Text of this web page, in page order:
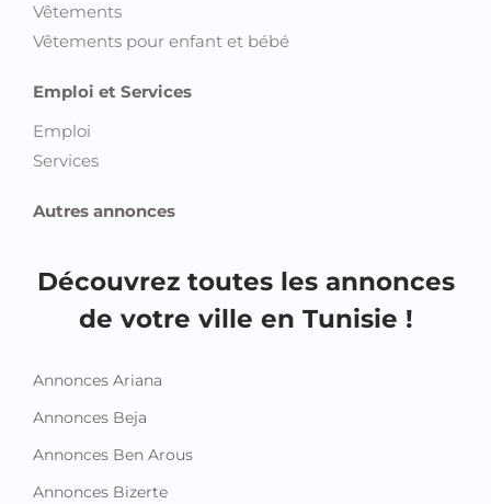
Vêtements
Vêtements pour enfant et bébé
Emploi et Services
Emploi
Services
Autres annonces
Découvrez toutes les annonces
de votre ville en Tunisie !
Annonces Ariana
Annonces Beja
Annonces Ben Arous
Annonces Bizerte